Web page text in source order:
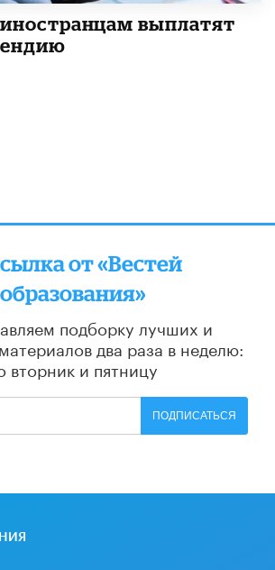
выплатят
от «Вестей
образования»
подборку лучших и
два раза в неделю:
вторник и пятницу
ПОДПИСАТЬСЯ